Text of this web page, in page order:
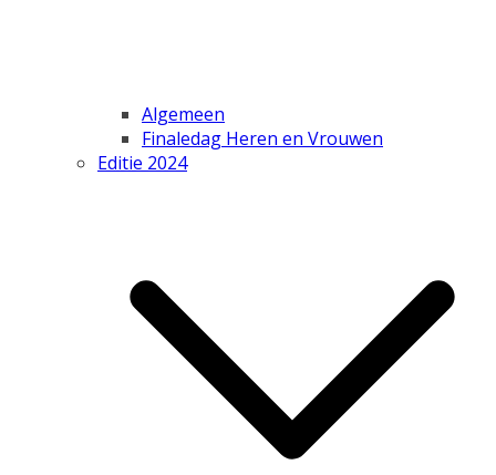
Algemeen
Finaledag Heren en Vrouwen
Editie 2024